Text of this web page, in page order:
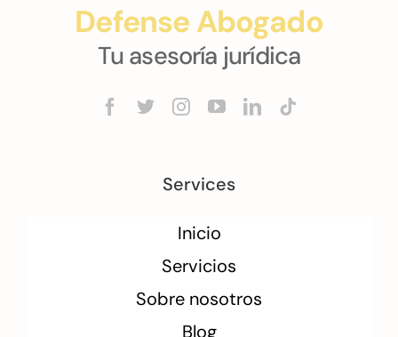
Defense Abogado
Tu asesoría jurídica
Services
Inicio
Servicios
Sobre nosotros
Blog